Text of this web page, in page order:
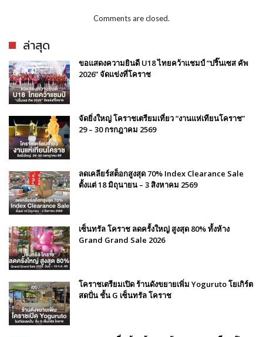
Comments are closed.
ล่าสุด
ขอแสดงความยินดี U18 ไทยคว้าแชมป์ “ปริ๊นเซส คัพ
2026” จัดแข่งที่โคราช
จัดยิ่งใหญ่ โคราชเตรียมเที่ยว “งานแห่เทียนโคราช”
29 – 30 กรกฎาคม 2569
ลดเคลียร์สต็อกสูงสุด 70% Index Clearance Sale
ตั้งแต่ 18 มิถุนายน – 3 สิงหาคม 2569
เซ็นทรัล โคราช ลดครั้งใหญ่ สูงสุด 80% ทั้งห้าง
Grand Grand Sale 2026
โคราชเตรียมเปิด ร้านดังขยายเพิ่ม Yoguruto โยเกิร์ต
สดปั่น ชั้น G เซ็นทรัล โคราช